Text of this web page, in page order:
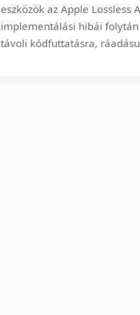
eszközök az Apple Lossless
implementálási hibái
távoli kódfuttatásra,